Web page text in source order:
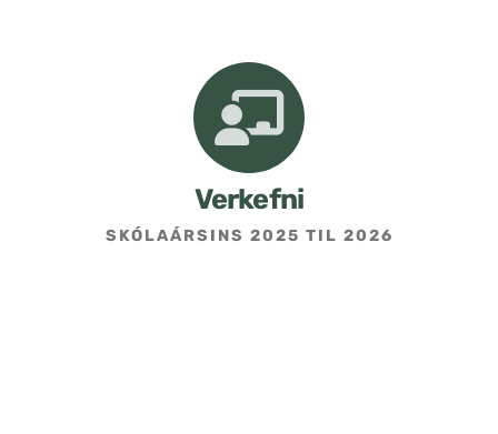
Verkefni
SKÓLAÁRSINS 2025 TIL 2026